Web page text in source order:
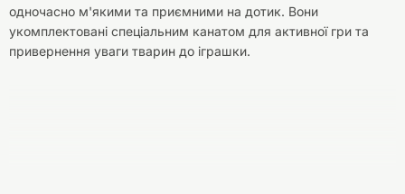
одночасно м'якими та приємними на дотик. Вони
укомплектовані спеціальним канатом для активної гри та
привернення уваги тварин до іграшки.